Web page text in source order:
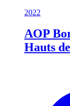
2022
AOP
Hauts